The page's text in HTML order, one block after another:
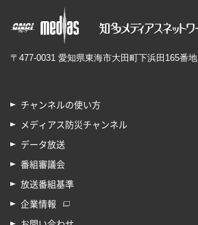
〒477-0031 愛知県東海市大田町下浜田165番地
チャンネルの使い方
メディアス防災チャンネル
データ放送
番組審議会
放送番組基準
企業情報